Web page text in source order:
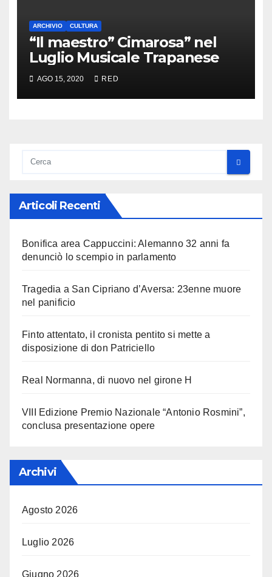
ARCHIVIO CULTURA
“Il maestro” Cimarosa” nel
Luglio Musicale Trapanese
AGO 15, 2020 RED
Articoli Recenti
Bonifica area Cappuccini: Alemanno 32 anni fa
denunciò lo scempio in parlamento
Tragedia a San Cipriano d’Aversa: 23enne muore
nel panificio
Finto attentato, il cronista pentito si mette a
disposizione di don Patriciello
Real Normanna, di nuovo nel girone H
VIII Edizione Premio Nazionale “Antonio Rosmini”,
conclusa presentazione opere
Archivi
Agosto 2026
Luglio 2026
Giugno 2026